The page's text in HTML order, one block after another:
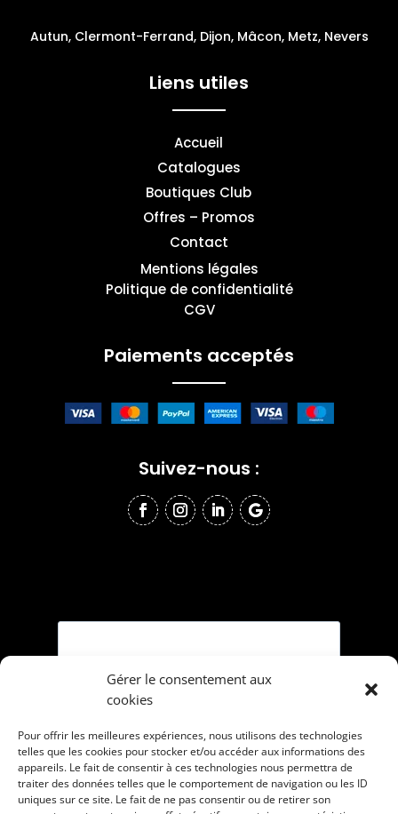
Gérer le consentement aux
cookies
Pour offrir les meilleures expériences, nous utilisons des technologies
telles que les cookies pour stocker et/ou accéder aux informations des
appareils. Le fait de consentir à ces technologies nous permettra de
traiter des données telles que le comportement de navigation ou les ID
uniques sur ce site. Le fait de ne pas consentir ou de retirer son
Autun, Clermont-Ferrand, Dijon, Mâcon, Metz, Nevers
Liens utiles
Accueil
Catalogues
Boutiques Club
Offres – Promos
Contact
Mentions légales
Politique de confidentialité
CGV
Paiements acceptés
Suivez-nous :